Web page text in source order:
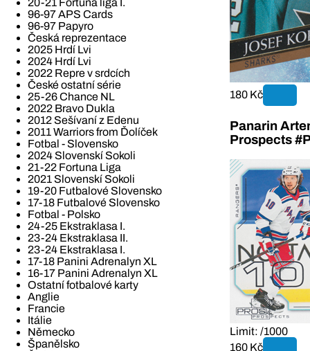
20-21 Fortuna liga I.
96-97 APS Cards
96-97 Papyro
Česká reprezentace
2025 Hrdí Lvi
2024 Hrdí Lvi
2022 Repre v srdcích
České ostatní série
25-26 Chance NL
2022 Bravo Dukla
2012 Sešívaní z Edenu
2011 Warriors from Ďolíček
Fotbal - Slovensko
2024 Slovenskí Sokoli
21-22 Fortuna Liga
2021 Slovenskí Sokoli
19-20 Futbalové Slovensko
17-18 Futbalové Slovensko
Fotbal - Polsko
24-25 Ekstraklasa I.
23-24 Ekstraklasa II.
23-24 Ekstraklasa I.
17-18 Panini Adrenalyn XL
16-17 Panini Adrenalyn XL
Ostatní fotbalové karty
Anglie
Francie
Itálie
Německo
Španělsko
180 Kč
Panarin
Prospects
Limit: /1000
160 Kč